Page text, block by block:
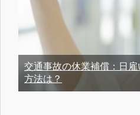
交通事故の休業補償：日
方法は？